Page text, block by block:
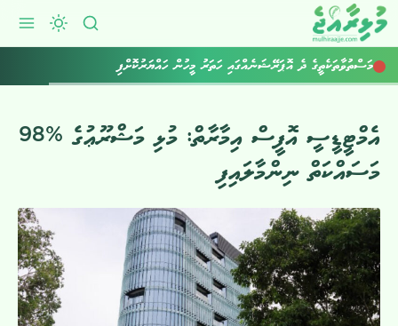
މަސްތުވާތަކެތީގެ ދެ އޮޕަރޭޝަނެއްގައި ހަތަރު މީހުން ހައްޔަރުކޮށްފި
އެމްޓީޑީސީ އޮފީސް އިމާރާތް: މުޅި މަޝްރޫޢުގެ %98
މަސައްކަތް ނިންމާލައިފި